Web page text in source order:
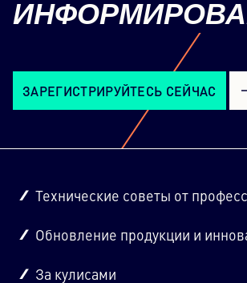
ЗАРЕГИСТРИРУЙТЕСЬ СЕЙЧАС
Технические советы от
Обновление продукции и
За кулисами